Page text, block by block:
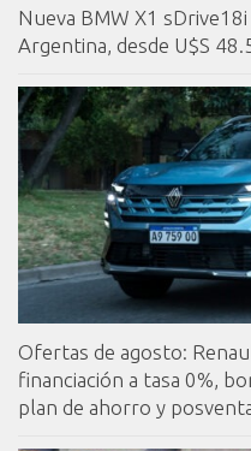
Nueva BMW X1
Argentina, desde U$S
Ofertas de agosto:
financiación a tasa 0%,
plan de ahorro y